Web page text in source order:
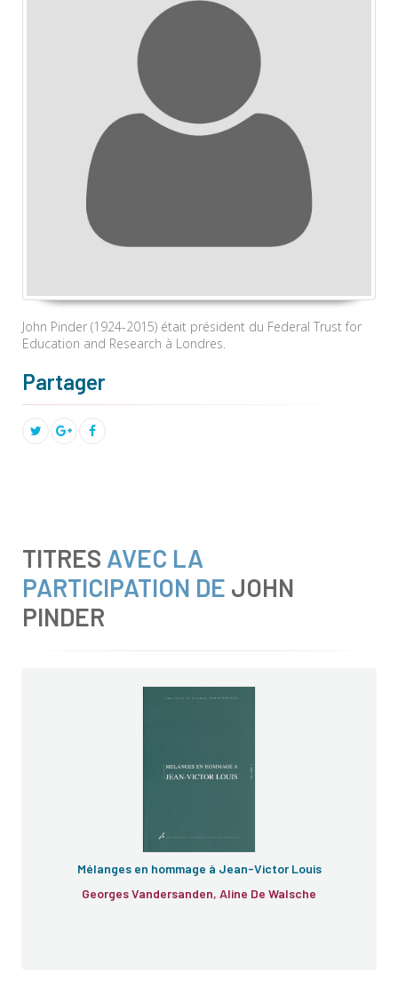
John Pinder (1924-2015) était président du Federal Trust for
Education and Research à Londres.
Partager
TITRES AVEC LA
PARTICIPATION DE JOHN
PINDER
Mélanges en hommage à Jean-Victor Louis
Georges Vandersanden, Aline De Walsche